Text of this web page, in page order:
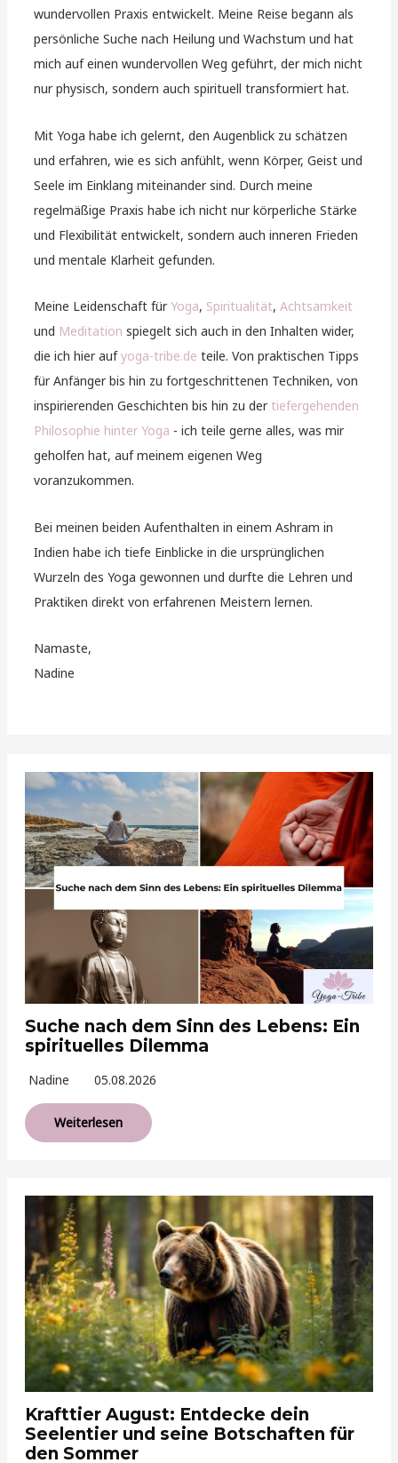
wundervollen Praxis entwickelt. Meine Reise begann als
persönliche Suche nach Heilung und Wachstum und hat
mich auf einen wundervollen Weg geführt, der mich nicht
nur physisch, sondern auch spirituell transformiert hat.
Mit Yoga habe ich gelernt, den Augenblick zu schätzen
und erfahren, wie es sich anfühlt, wenn Körper, Geist und
Seele im Einklang miteinander sind. Durch meine
regelmäßige Praxis habe ich nicht nur körperliche Stärke
und Flexibilität entwickelt, sondern auch inneren Frieden
und mentale Klarheit gefunden.
Meine Leidenschaft für Yoga, Spiritualität,Achtsamkeit
und Meditation spiegelt sich auch in den Inhalten wider,
die ich hier aufyoga-tribe.de teile. Von praktischen Tipps
für Anfänger bis hin zu fortgeschrittenen Techniken, von
inspirierenden Geschichten bis hin zu der tiefergehenden
Philosophie hinter Yoga - ich teile gerne alles, was mir
geholfen hat, auf meinem eigenen Weg
voranzukommen.
Bei meinen beiden Aufenthalten in einem Ashram in
Indien habe ich tiefe Einblicke in die ursprünglichen
Wurzeln des Yoga gewonnen und durfte die Lehren und
Praktiken direkt von erfahrenen Meistern lernen.
Namaste,
Nadine
Suche nach dem Sinn des Lebens: Ein
spirituelles Dilemma
Nadine 05.08.2026
Weiterlesen
Krafttier August: Entdecke dein
Seelentier und seine Botschaften für
den Sommer